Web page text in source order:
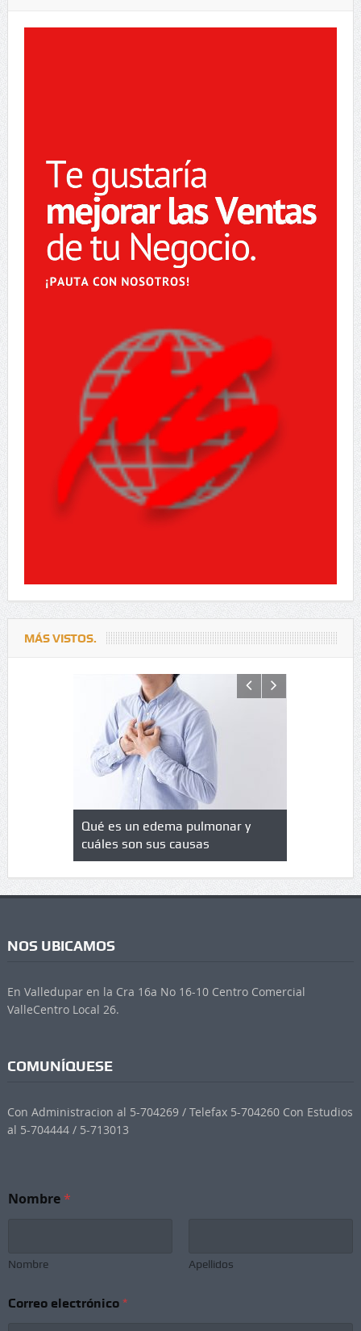
MÁS VISTOS.
e
Qué es un edema pulmonar y
cuáles son sus causas
NOS UBICAMOS
En Valledupar en la Cra 16a No 16-10 Centro Comercial
ValleCentro Local 26.
COMUNÍQUESE
Con Administracion al 5-704269 / Telefax 5-704260 Con Estudios
al 5-704444 / 5-713013
C
e
l
Nombre*
Nombre Apellidos
Correo electrónico *